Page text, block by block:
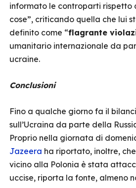
informato le controparti rispetto
cose”, criticando quella che lui
definito come “flagrante
umanitario internazionale da
ucraine.
Conclusioni
Fino a qualche giorno fa il
sull’Ucraina da parte della
Proprio nella giornata di
Jazeera ha riportato, inoltre,
vicino alla Polonia è stata
uccise, riporta la fonte, almeno